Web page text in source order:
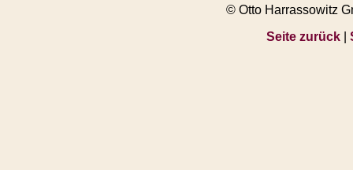
© Otto Harrassowitz
Seite zurück|